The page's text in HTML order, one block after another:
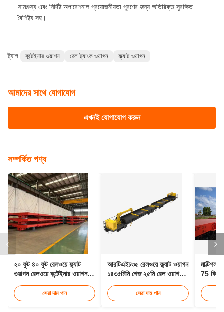
সামঞ্জস্য এবং নির্দিষ্ট অপারেশনাল প্রয়োজনীয়তা পূরণের জন্য অতিরিক্ত সুরক্ষিত
বৈশিষ্ট্য সহ।
ট্যাগ: কন্টেইনার ওয়াগন রেল ট্যাংক ওয়াগন ফ্ল্যাট ওয়াগন
আমাদের সাথে যোগাযোগ
এখনই যোগাযোগ করুন
সম্পর্কিত পণ্য
২০ ফুট ৪০ ফুট রেলওয়ে ফ্ল্যাট
ওয়াগন রেলওয়ে কন্টেইনার ওয়াগন
সেরা দাম পান
আরটিএইচ৩৫ রেলওয়ে ফ্ল্যাট ওয়াগন
১৪৩৫মিমি গেজ ২৫মি রেল ওয়াগন
সেরা দাম পান
মাল্টিপল
75 কিমি/